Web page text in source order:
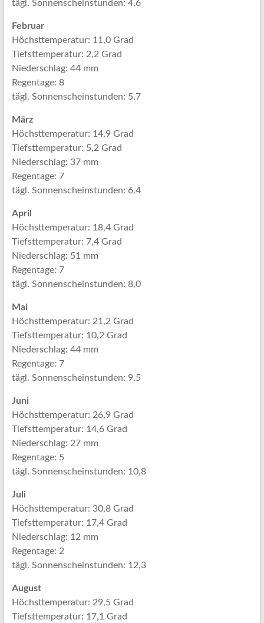
tägl. Sonnenscheinstunden: 4,6
Februar
Höchsttemperatur: 11,0 Grad
Tiefsttemperatur: 2,2 Grad
Niederschlag: 44 mm
Regentage: 8
tägl. Sonnenscheinstunden: 5,7
März
Höchsttemperatur: 14,9 Grad
Tiefsttemperatur: 5,2 Grad
Niederschlag: 37 mm
Regentage: 7
tägl. Sonnenscheinstunden: 6,4
April
Höchsttemperatur: 18,4 Grad
Tiefsttemperatur: 7,4 Grad
Niederschlag: 51 mm
Regentage: 7
tägl. Sonnenscheinstunden: 8,0
Mai
Höchsttemperatur: 21,2 Grad
Tiefsttemperatur: 10,2 Grad
Niederschlag: 44 mm
Regentage: 7
tägl. Sonnenscheinstunden: 9,5
Juni
Höchsttemperatur: 26,9 Grad
Tiefsttemperatur: 14,6 Grad
Niederschlag: 27 mm
Regentage: 5
tägl. Sonnenscheinstunden: 10,8
Juli
Höchsttemperatur: 30,8 Grad
Tiefsttemperatur: 17,4 Grad
Niederschlag: 12 mm
Regentage: 2
tägl. Sonnenscheinstunden: 12,3
August
Höchsttemperatur: 29,5 Grad
Tiefsttemperatur: 17,1 Grad